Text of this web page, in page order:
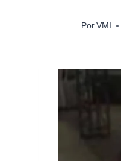
Por VMI